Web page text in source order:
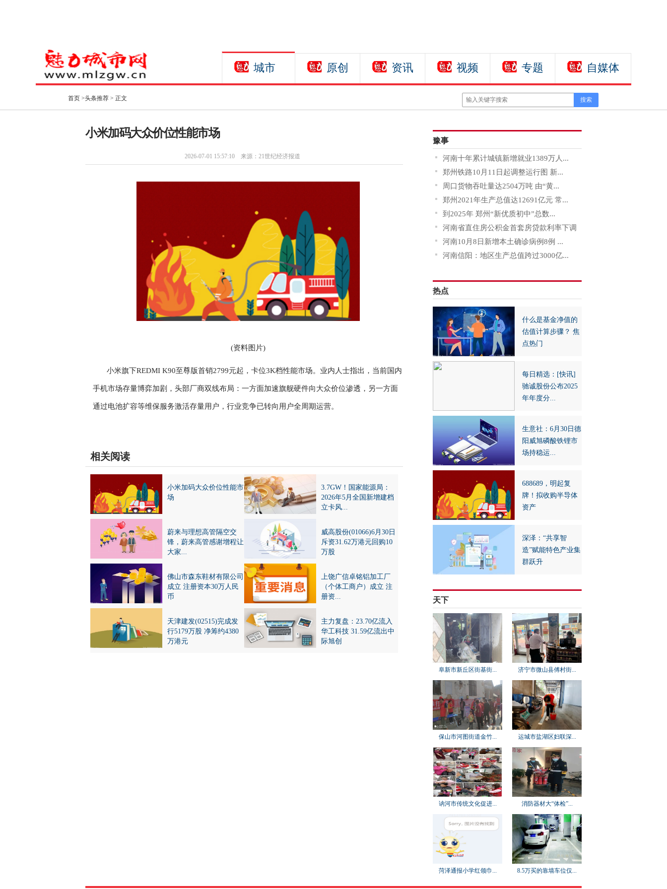
城市 原创 资讯 视频 专题 自媒体
首页 >头条推荐 > 正文
小米加码大众价位性能市场
2026-07-01 15:57:10 来源：21世纪经济报道
(资料图片)
小米旗下REDMI K90至尊版首销2799元起，卡位3K档性能市场。业内人士指出，当前国内
手机市场存量博弈加剧，头部厂商双线布局：一方面加速旗舰硬件向大众价位渗透，另一方面
通过电池扩容等维保服务激活存量用户，行业竞争已转向用户全周期运营。
相关阅读
小米加码大众价位性能市
场
3.7GW！国家能源局：
2026年5月全国新增建档
立卡风...
蔚来与理想高管隔空交
锋，蔚来高管感谢增程让
大家...
威高股份(01066)6月30日
斥资31.62万港元回购10
万股
佛山市森东鞋材有限公司
成立 注册资本30万人民
币
上饶广信卓铭铝加工厂
（个体工商户）成立 注
册资...
天津建发(02515)完成发
行5179万股 净筹约4380
万港元
主力复盘：23.70亿流入
华工科技 31.59亿流出中
际旭创
豫事
河南十年累计城镇新增就业1389万人...
郑州铁路10月11日起调整运行图 新...
周口货物吞吐量达2504万吨 由“黄...
郑州2021年生产总值达12691亿元 常...
到2025年 郑州“新优质初中”总数...
河南省直住房公积金首套房贷款利率下调
河南10月8日新增本土确诊病例8例 ...
河南信阳：地区生产总值跨过3000亿...
热点
什么是基金净值的
估值计算步骤？ 焦
点热门
每日精选：[快讯]
驰诚股份公布2025
年年度分...
生意社：6月30日德
阳威旭磷酸铁锂市
场持稳运...
688689，明起复
牌！拟收购半导体
资产
深泽：“共享智
造”赋能特色产业集
群跃升
天下
阜新市新丘区街基街... 济宁市微山县傅村街...
保山市河图街道金竹... 运城市盐湖区妇联深...
讷河市传统文化促进... 消防器材大“体检”...
菏泽通报小学红领巾... 8.5万买的靠墙车位仅...